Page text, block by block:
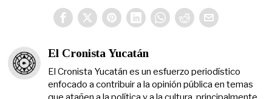
El Cronista Yucatán
El Cronista Yucatán es un esfuerzo periodístico
enfocado a contribuir a la opinión pública en temas